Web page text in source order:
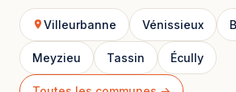
Villeurbanne Vénissieux
Meyzieu Tassin Écully